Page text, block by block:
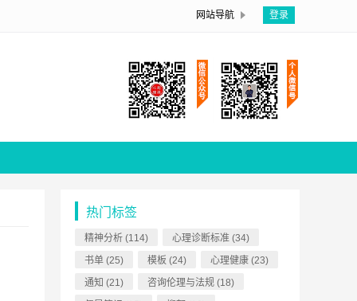
网站导航 登录
热门标签
精神分析 (114) 心理诊断标准 (34)
书单 (25) 模板 (24) 心理健康 (23)
通知 (21) 咨询伦理与法规 (18)